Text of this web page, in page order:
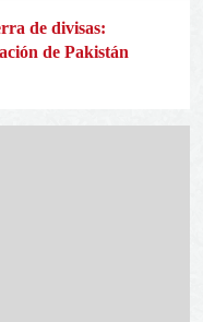
de divisas:
de Pakistán